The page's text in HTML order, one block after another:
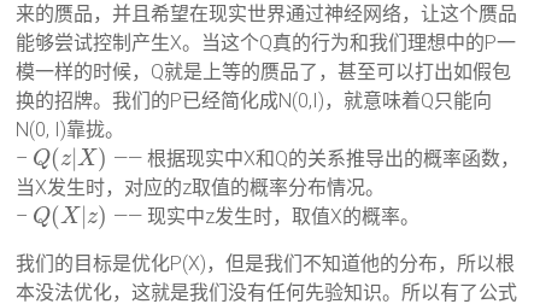
来的赝品，并且希望在现实世界通过神经网络，让这个赝品
能够尝试控制产生X。当这个Q真的行为和我们理想中的P一
模一样的时候，Q就是上等的赝品了，甚至可以打出如假包
换的招牌。我们的P已经简化成N(0,I)，就意味着Q只能向
N(0, I)靠拢。
– Q(z|X) —— 根据现实中X和Q的关系推导出的概率函数，
当X发生时，对应的z取值的概率分布情况。
– Q(X|z) —— 现实中z发生时，取值X的概率。
我们的目标是优化P(X)，但是我们不知道他的分布，所以根
本没法优化，这就是我们没有任何先验知识。所以有了公式